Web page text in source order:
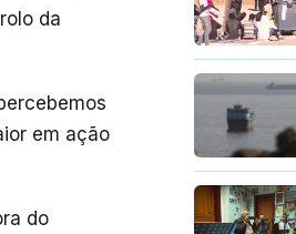
da
em ação
do